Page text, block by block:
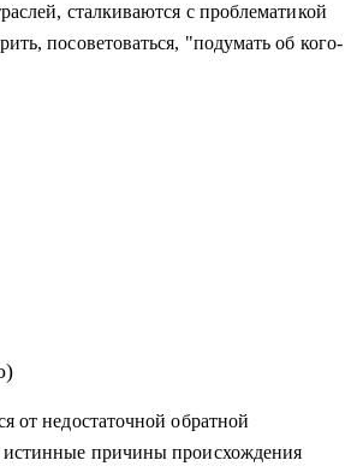
сталкиваются с проблематикой
посоветоваться, "подумать об кого-
от недостаточной обратной
причины происхождения